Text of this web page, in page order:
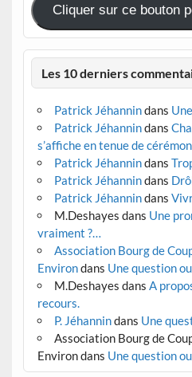
Cliquer sur ce bouton
Les 10 derniers
Patrick Jéhannindans
Patrick Jéhannindans
s’affiche en tenue de
Patrick Jéhannindans
Patrick Jéhannindans
Patrick Jéhannindans
M.Deshayes dans Une
vraiment ?…
Association Bourg de
Environdans Une question
M.Deshayes dans A
recours.
P. Jéhannindans Une
Association Bourg de
Environdans Une question